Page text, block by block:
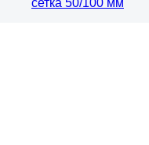
сетка 50/100 мм